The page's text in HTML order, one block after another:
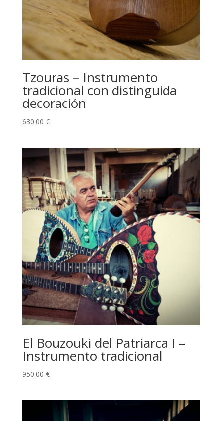
Tzouras – Instrumento
tradicional con distinguida
decoración
630.00 €
El Bouzouki del Patriarca I –
Instrumento tradicional
950.00 €